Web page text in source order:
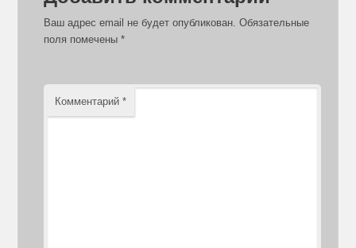
чи писати
українською.
Ваш адрес email не будет опубликован. Обязательные
поля помечены*
Комментарий*